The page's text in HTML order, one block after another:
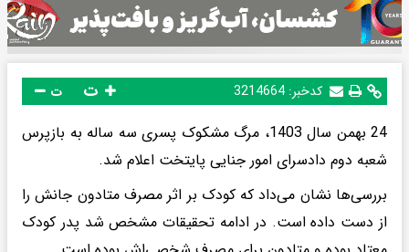
کدخبر: 3214664 ت
24 بهمن سال 1403، مرگ مشکوک پسری سه ساله به بازپرس
شعبه دوم دادسرای امور جنایی پایتخت اعلام شد.
بررسی‌ها نشان می‌داد که کودک بر اثر مصرف متادون جانش را
از دست داده است. در ادامه تحقیقات مشخص شد پدر کودک